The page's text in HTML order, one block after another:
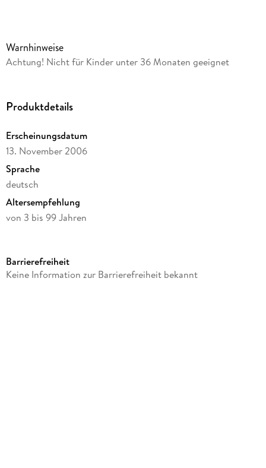
Warnhinweise
Achtung! Nicht für Kinder unter 36 Monaten geeignet
Produktdetails
Erscheinungsdatum
13. November 2006
Sprache
deutsch
Altersempfehlung
von 3 bis 99 Jahren
Produktart
Barrierefreiheit
Keine Information zur Barrierefreiheit bekannt